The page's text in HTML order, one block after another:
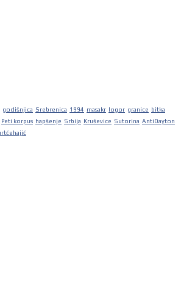
godišnjica Srebrenica 1994 masakr logor granice bitka
Peti korpus hapšenje Srbija Kruševice Sutorina AntiDayton